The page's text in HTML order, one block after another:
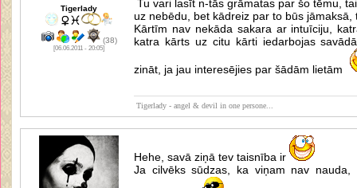
Tigerlady
(38)
[06.06.2011 - 20:05]
Tu vari lasīt n-tās grāmatas par šo tēmu,
uz nebēdu, bet kādreiz par to būs
Kārtīm nav nekāda sakara ar intuīciju,
katra kārts uz citu kārti iedarbojas
zināt, ja jau interesējies par šādām lietām
Tigerlady - angel & devil in one persone...
Hehe, savā ziņā tev taisnība ir
Ja cilvēks sūdzas, ka viņam nav nauda,